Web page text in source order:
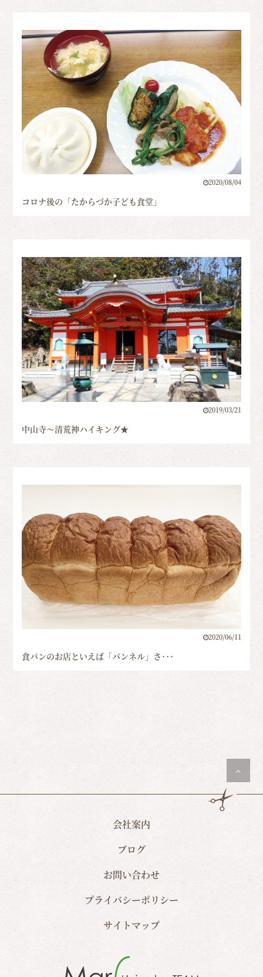
2020/08/04
コロナ後の「たからづか子ども食堂」
2019/03/21
中山寺～清荒神ハイキング★
2020/06/11
食パンのお店といえば「パンネル」さ･･･
会社案内
ブログ
お問い合わせ
プライバシーポリシー
サイトマップ